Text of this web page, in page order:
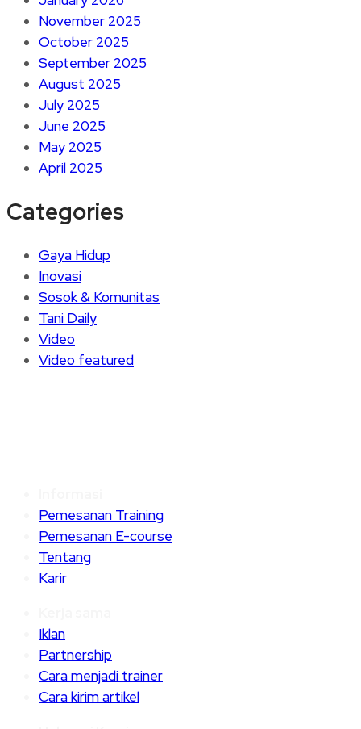
November 2025
October 2025
September 2025
August 2025
July 2025
June 2025
May 2025
April 2025
Categories
Gaya Hidup
Inovasi
Sosok & Komunitas
Tani Daily
Video
Video featured
Pemesanan Training
Pemesanan E-course
Tentang
Karir
Iklan
Partnership
Cara menjadi trainer
Cara kirim artikel